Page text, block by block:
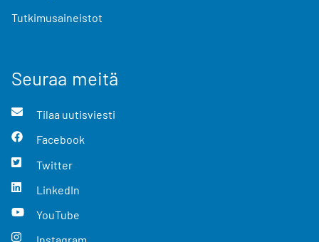
Tutkimusaineistot
Seuraa meitä
Tilaa uutisviesti
Facebook
Twitter
LinkedIn
YouTube